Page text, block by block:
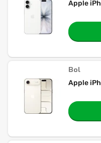
Apple
Bol
Apple